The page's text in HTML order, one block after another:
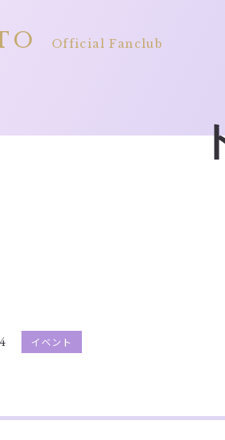
Official Fanclub
イベント